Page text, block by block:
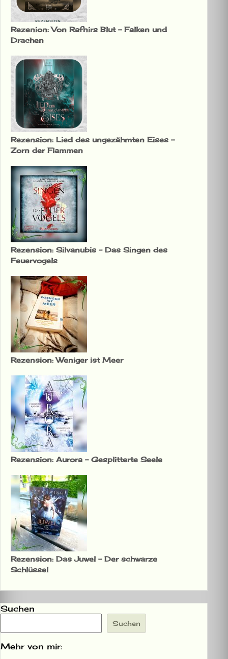
Rezenion: Von Rafnirs Blut – Falken und
Drachen
Rezension: Lied des ungezähmten Eises –
Zorn der Flammen
Rezension: Silvanubis – Das Singen des
Feuervogels
Rezension: Weniger ist Meer
Rezension: Aurora – Gesplitterte Seele
Rezension: Das Juwel – Der schwarze
Schlüssel
Suchen
Suchen
Mehr von mir: